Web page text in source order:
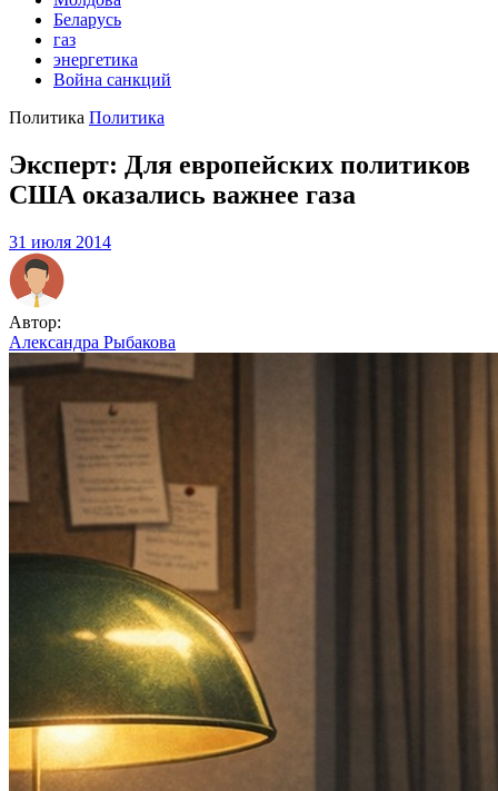
Беларусь
газ
энергетика
Война санкций
Политика Политика
Эксперт: Для европейских политиков
США оказались важнее газа
31 июля 2014
Автор:
Александра Рыбакова